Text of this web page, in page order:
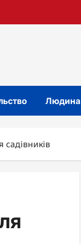
Людина
садівників